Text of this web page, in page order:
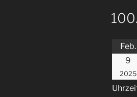
Feb.
9
2025